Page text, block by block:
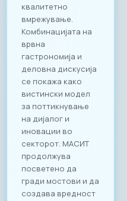
квалитетно
вмрежување.
Комбинацијата на
врвна
гастрономија и
деловна дискусија
се покажа како
вистински модел
за поттикнување
на дијалог и
иновации во
секторот. МАСИТ
продолжува
посветено да
гради мостови и да
создава вредност